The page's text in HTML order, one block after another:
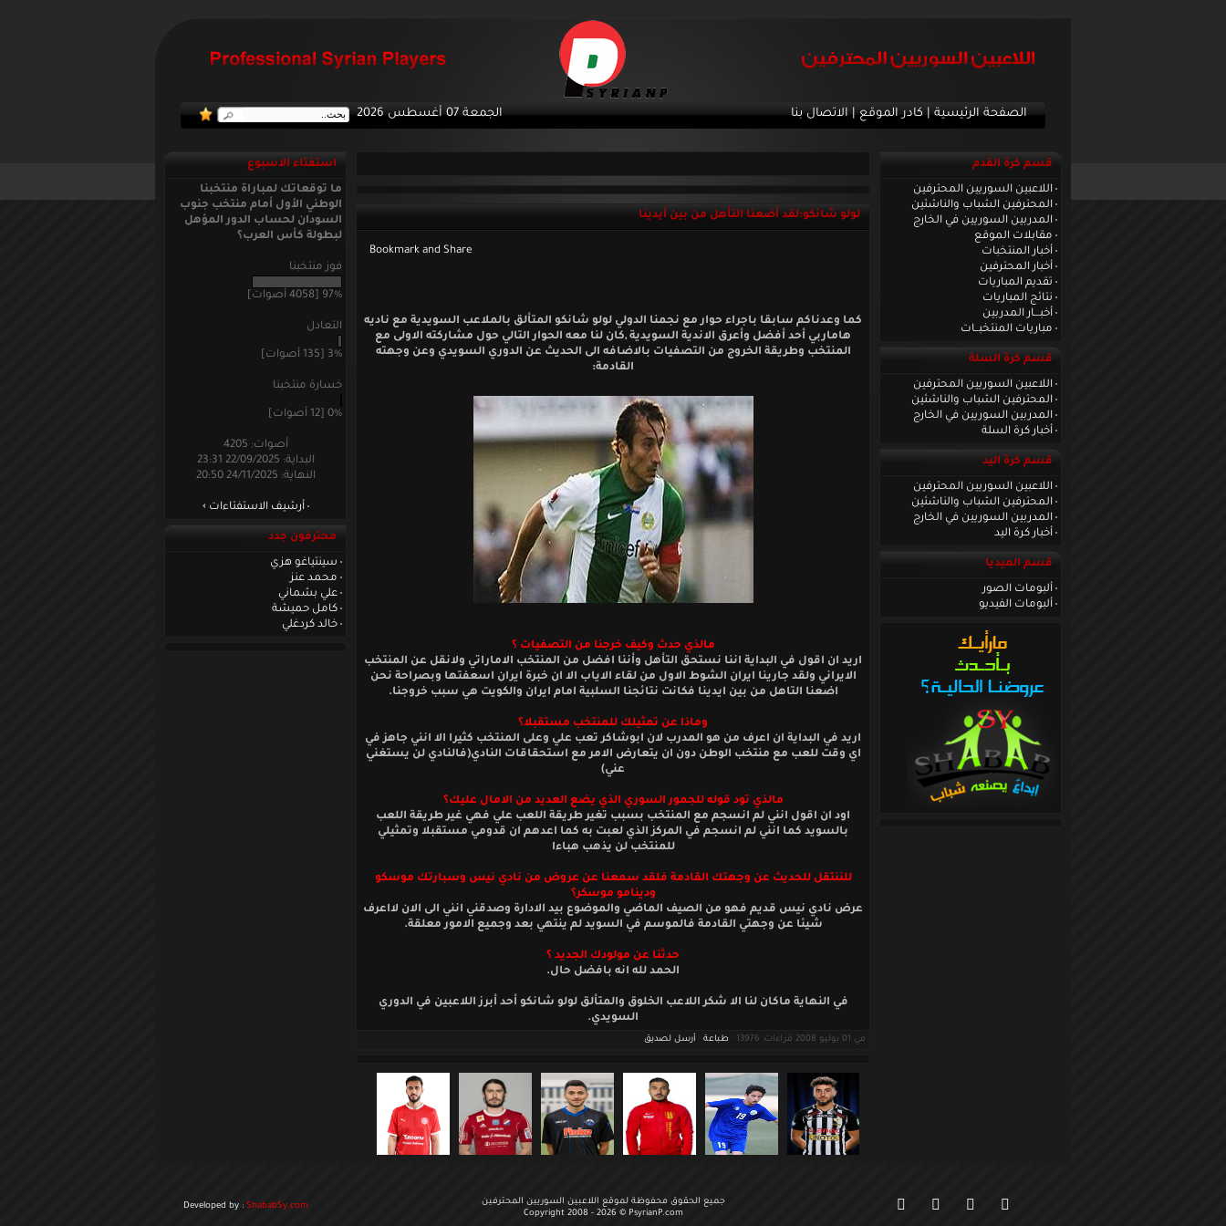
الجمعة 07 أغسطس 2026 الصفحة الرئيسية|كادر الموقع|الاتصال بنا
قسم كرة القدم
اللاعبين السوريين المحترفين
المحترفين الشباب والناشئين
المدربين السوريين في الخارج
مقابلات الموقع
أخبار المنتخبات
أخبار المحترفين
تقديم المباريات
نتائج المباريات
أخبـــار المدربين
مباريات المنتخبــات
قسم كرة السلة
اللاعبين السوريين المحترفين
المحترفين الشباب والناشئين
المدربين السوريين في الخارج
أخبار كرة السلة
قسم كرة اليد
اللاعبين السوريين المحترفين
المحترفين الشباب والناشئين
المدربين السوريين في الخارج
أخبار كرة اليد
قسم الميديا
ألبومات الصور
ألبومات الفيديو
لولو شانكو:لقد أضعنا التأهل من بين أيدينا
كما وعدناكم سابقا باجراء حوار مع نجمنا الدولي لولو شانكو المتألق بالملاعب السويدية مع ناديه
هاماربي أحد أفضل وأعرق الاندية السويدية ,كان لنا معه الحوار التالي حول مشاركته الاولى مع
المنتخب وطريقة الخروج من التصفيات بالاضافه الى الحديث عن الدوري السويدي وعن وجهته
القادمة:
مالذي حدث وكيف خرجنا من التصفيات ؟
اريد ان اقول في البداية اننا نستحق التأهل وأننا افضل من المنتخب الاماراتي ولانقل عن المنتخب
الايراني ولقد جارينا ايران الشوط الاول من لقاء الاياب الا ان خبرة ايران اسعفتها وبصراحة نحن
اضعنا التاهل من بين ايدينا فكانت نتائجنا السلبية امام ايران والكويت هي سبب خروجنا.
وماذا عن تمثيلك للمنتخب مستقبلا؟
اريد في البداية ان اعرف من هو المدرب لان ابوشاكر تعب علي وعلى المنتخب كثيرا الا انني جاهز في
اي وقت للعب مع منتخب الوطن دون ان يتعارض الامر مع استحقاقات النادي(فالنادي لن يستغني
عني)
مالذي تود قوله للجمور السوري الذي يضع العديد من الامال عليك؟
اود ان اقول انني لم انسجم مع المنتخب بسبب تغير طريقة اللعب علي فهي غير طريقة اللعب
بالسويد كما انني لم انسجم في المركز الذي لعبت به كما اعدهم ان قدومي مستقبلا وتمثيلي
للمنتخب لن يذهب هباءا
للننتقل للحديث عن وجهتك القادمة فلقد سمعنا عن عروض من نادي نيس وسبارتك موسكو
ودينامو موسكر؟
عرض نادي نيس قديم فهو من الصيف الماضي والموضوع بيد الادارة وصدقني انني الى الان لااعرف
شيئا عن وجهتي القادمة فالموسم في السويد لم ينتهي بعد وجميع الامور معلقة.
حدثنا عن مولودك الجديد ؟
الحمد لله انه بافضل حال.
في النهاية ماكان لنا الا شكر اللاعب الخلوق والمتألق لولو شانكو أحد أبرز اللاعبين في الدوري
السويدي.
في 01 يوليو 2008 قراءات: 13976 · طباعة أرسل لصديق
استفتاء الاسبوع
ما توقعاتك لمباراة منتخبنا
الوطني الأول أمام منتخب جنوب
السودان لحساب الدور المؤهل
لبطولة كأس العرب؟
فوز منتخبنا
97% [4058 أصوات]
التعادل
3% [135 أصوات]
خسارة منتخبنا
0% [12 أصوات]
أصوات: 4205
البداية: 22/09/2025 23:31
النهاية: 24/11/2025 20:50
أرشيف الاستفتاءات
محترفون جدد
سينتياغو هزي
محمد عنز
علي بشماني
كامل حميشة
خالد كردغلي
Developed by : ShababSy.com
جميع الحقوق محفوظة لموقع اللاعبين السوريين المحترفين
Copyright 2008 - 2026 © PsyrianP.com